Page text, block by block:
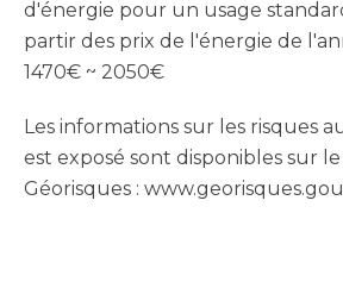
d'énergie pour un usage
partir des prix de l'énergie de
1470€ ~ 2050€
Les informations sur les risques
est exposé sont disponibles sur le
Géorisques :